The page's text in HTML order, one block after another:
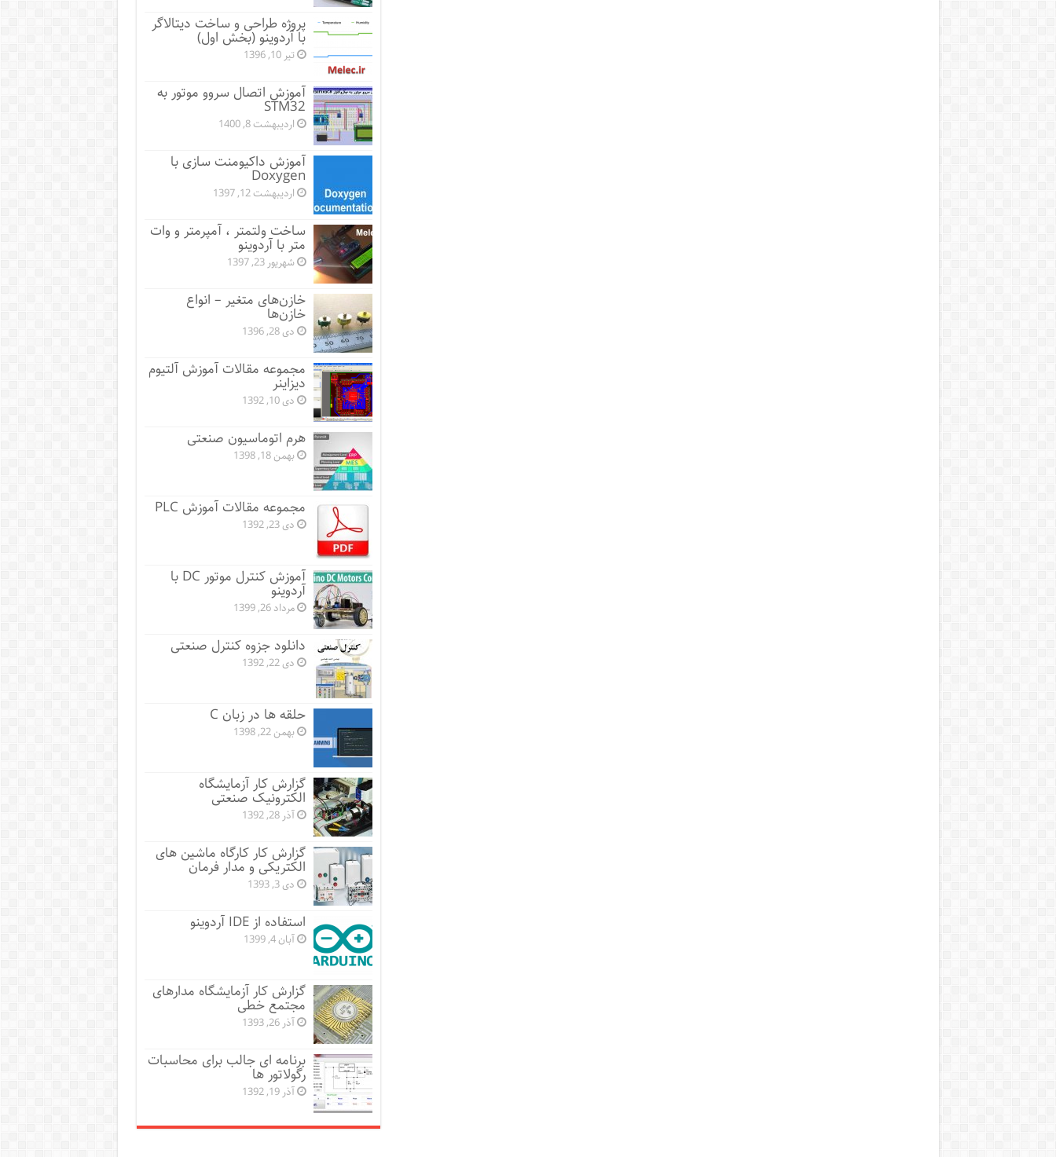
پروژه طراحی و ساخت دیتالاگر
با آردوینو (بخش اول)
تیر 10, 1396
آموزش اتصال سروو موتور به
STM32
اردیبهشت 8, 1400
آموزش داکیومنت سازی با
Doxygen
اردیبهشت 12, 1397
ساخت ولتمتر ، آمپرمتر و وات
متر با آردوینو
شهریور 23, 1397
خازن‌های متغیر – انواع
خازن‌ها
دی 28, 1396
مجموعه مقالات آموزش آلتیوم
دیزاینر
دی 10, 1392
هرم اتوماسیون صنعتی
بهمن 18, 1398
مجموعه مقالات آموزش PLC
دی 23, 1392
آموزش کنترل موتور DC با
آردوینو
مرداد 26, 1399
دانلود جزوه کنترل صنعتی
دی 22, 1392
حلقه ها در زبان C
بهمن 22, 1398
گزارش کار آزمایشگاه
الکترونیک صنعتی
آذر 28, 1392
گزارش کار کارگاه ماشین های
الکتریکی و مدار فرمان
دی 3, 1393
استفاده از IDE آردوینو
آبان 4, 1399
گزارش کار آزمایشگاه مدارهای
مجتمع خطی
آذر 26, 1393
برنامه ای جالب برای محاسبات
رگولاتور ها
آذر 19, 1392